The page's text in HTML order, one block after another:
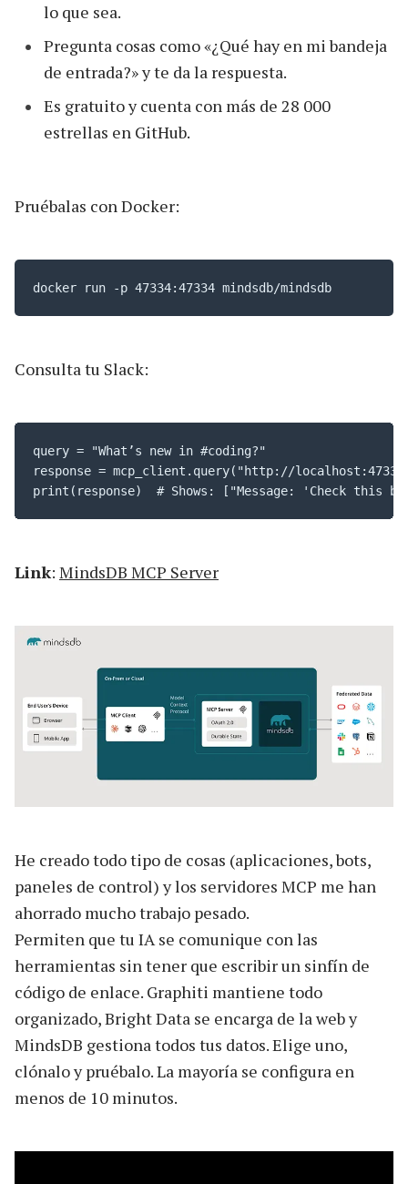
lo que sea.
Pregunta cosas como «¿Qué hay en mi bandeja
de entrada?» y te da la respuesta.
Es gratuito y cuenta con más de 28 000
estrellas en GitHub.
Pruébalas con Docker:
docker run -p 47334:47334 mindsdb/mindsdb
Consulta tu Slack:
query = "What’s new in #coding?"
response = mcp_client.query("http://
print(response)  # Shows: ["Message: 'Check this
Link: MindsDB MCP Server
He creado todo tipo de cosas (aplicaciones, bots,
paneles de control) y los servidores MCP me han
ahorrado mucho trabajo pesado.
Permiten que tu IA se comunique con las
herramientas sin tener que escribir un sinfín de
código de enlace. Graphiti mantiene todo
organizado, Bright Data se encarga de la web y
MindsDB gestiona todos tus datos. Elige uno,
clónalo y pruébalo. La mayoría se configura en
menos de 10 minutos.